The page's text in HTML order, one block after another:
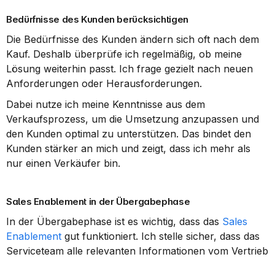
Bedürfnisse des Kunden berücksichtigen
Die Bedürfnisse des Kunden ändern sich oft nach dem
Kauf. Deshalb überprüfe ich regelmäßig, ob meine
Lösung weiterhin passt. Ich frage gezielt nach neuen
Anforderungen oder Herausforderungen.
Dabei nutze ich meine Kenntnisse aus dem
Verkaufsprozess, um die Umsetzung anzupassen und
den Kunden optimal zu unterstützen. Das bindet den
Kunden stärker an mich und zeigt, dass ich mehr als
nur einen Verkäufer bin.
Sales Enablement in der Übergabephase
In der Übergabephase ist es wichtig, dass das Sales
Enablement gut funktioniert. Ich stelle sicher, dass das
Serviceteam alle relevanten Informationen vom Vertrieb